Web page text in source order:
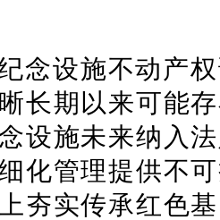
念设施不动产
长期以来可能
设施未来纳入
化管理提供不
夯实传承红色